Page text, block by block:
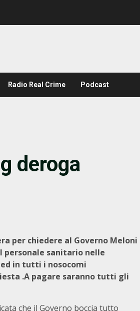
Radio Real Crime Podcast
deroga
per chiedere al Governo Meloni
personale sanitario nelle
ed in tutti i nosocomi
.A pagare saranno tutti gli
che il Governo boccia tutto